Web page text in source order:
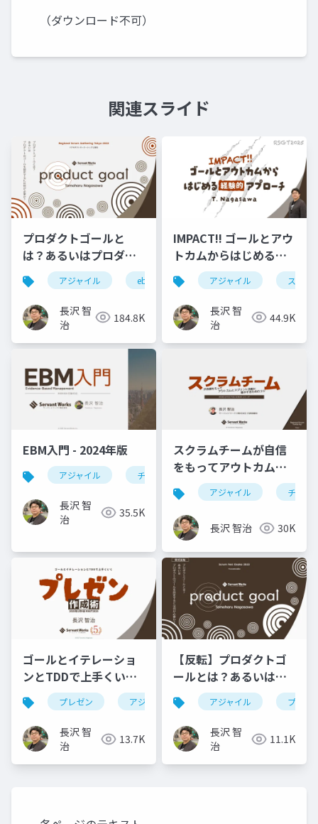
（ダウンロード不可）
関連スライド
プロダクトゴールと
は？あるいはプロダク
トのゴールを設定する
には何が必要か？
#RSGT2022
アジャイル ebm スクラム rsgt
長沢 智
治
184.8K
IMPACT!! ゴールとアウ
トカムからはじめる経
験的アプローチ
#RSGT2025
アジャイル スクラ
長沢 智
治
44.9K
EBM入門 - 2024年版
アジャイル チーム開発 agile ebm
長沢 智
治
35.5K
スクラムチームが自信
をもってアウトカムと
スプリント活動に集中
するためのコツ
アジャイル チーム
長沢 智治 30K
ゴールとイテレーショ
ンとTDDで上手くいく
プレゼン作成術
プレゼン アジャイル ebm rsgt2025
長沢 智
治
13.7K
【反転】プロダクトゴ
ールとは？あるいはプ
ロダクトのゴールを設
定するには何が必要
か？
アジャイル プロダ
長沢 智
治
11.1K